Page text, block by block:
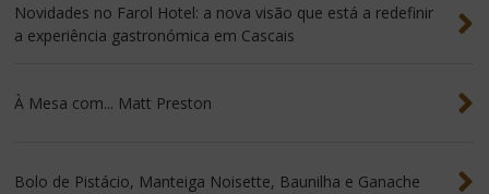
Novidades no Farol Hotel: a nova visão que está a redefinir
a experiência gastronómica em Cascais
À Mesa com... Matt Preston
Bolo de Pistácio, Manteiga Noisette, Baunilha e Ganache